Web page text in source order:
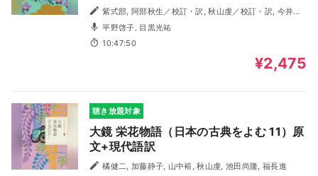
紫式部, 阿部秋生／校訂・訳, 秋山虔／校訂・訳, 今井源
衛／校訂・訳, 鈴木日出男／校訂・訳
平野啓子, 目黒光祐
10:47:50
¥2,475
聴き放題対象
大鏡 栄花物語（日本の古典をよむ 11）原
文+現代語訳
橘健二, 加藤静子, 山中裕, 秋山虔, 池田尚隆, 福長進